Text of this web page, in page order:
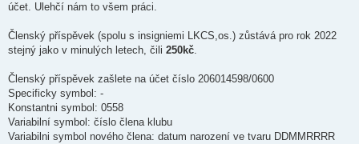
účet. Ulehčí nám to všem práci.
Členský příspěvek (spolu s insigniemi LKCS,os.) zůstává pro rok 2022
stejný jako v minulých letech, čili 250kč.
Členský příspěvek zašlete na účet číslo 206014598/0600
Specificky symbol: -
Konstantni symbol: 0558
Variabilní symbol: číslo člena klubu
Variabilni symbol nového člena: datum narození ve tvaru DDMMRRRR